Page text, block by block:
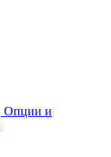
Опции и